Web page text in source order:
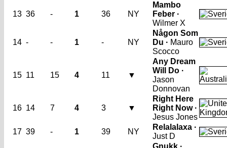
13 36 - 1 36 NY
Mambo
Feber ·
Wilmer X
14 - - 1 - NY
Någon Som
Du · Mauro
Scocco
15 11 15 4 11 ▼
Any Dream
Will Do ·
Jason
Donnovan
16 14 7 4 3 ▼
Right Here
Right Now ·
Jesus Jones
17 39 - 1 39 NY
Relalalaxa ·
Just D
Gnukk ·